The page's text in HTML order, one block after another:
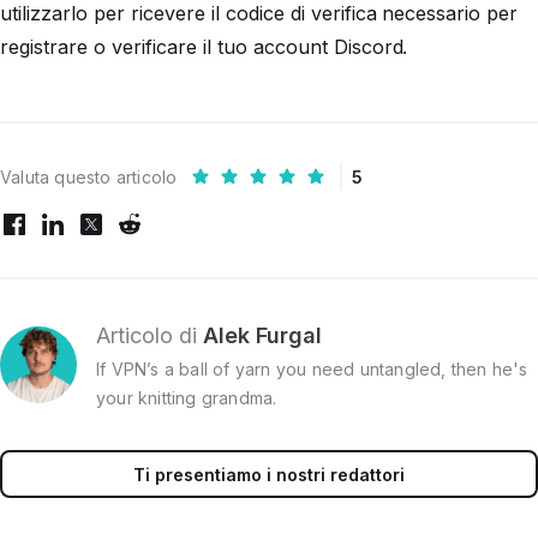
utilizzarlo per ricevere il codice di verifica necessario per
registrare o verificare il tuo account Discord.
Valuta questo articolo 5
Articolo di Alek Furgal
If VPN’s a ball of yarn you need untangled, then he's
your knitting grandma.
Ti presentiamo i nostri redattori